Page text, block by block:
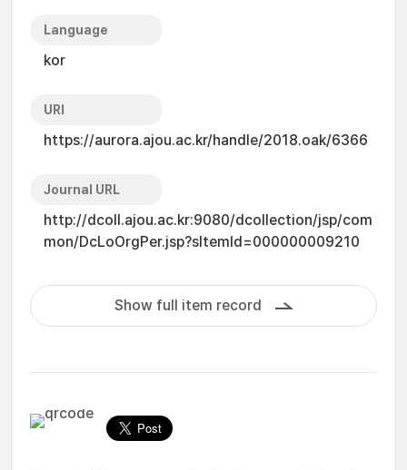
Language
kor
URI
https://aurora.ajou.ac.kr/handle/2018.oak/6366
Journal URL
http://dcoll.ajou.ac.kr:9080/dcollection/jsp/com
mon/DcLoOrgPer.jsp?sItemId=000000009210
Show full item record